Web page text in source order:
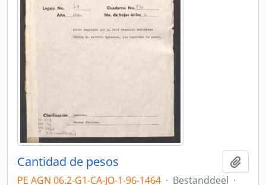
Cantidad de pesos
PE AGN 06.2-G1-CA-JO-1-96-1464 · Bestanddeel ·